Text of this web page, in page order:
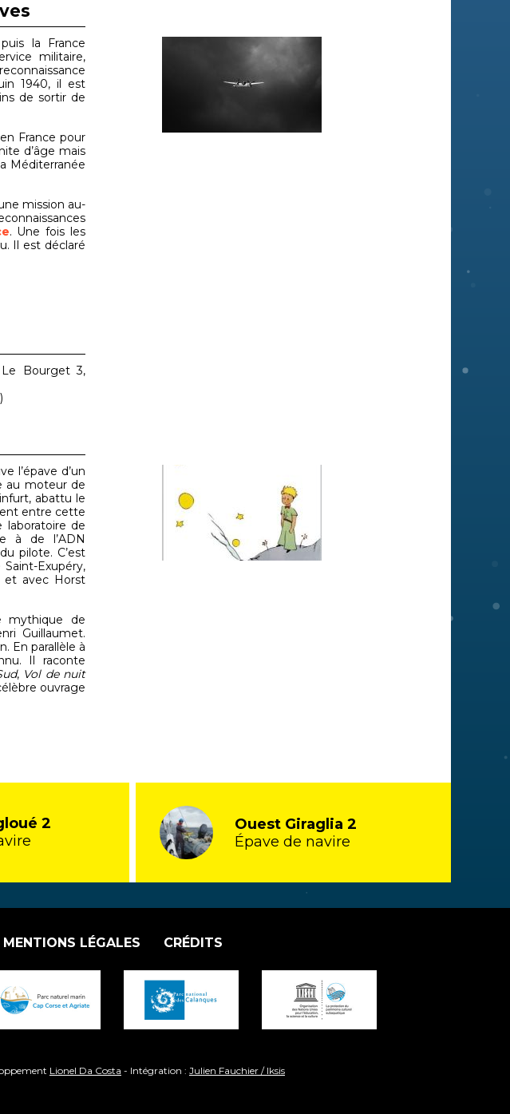
la France
militaire,
1940, il est
de sortir de
France pour
d’âge mais
Méditerranée
mission au-
. Une fois les
Il est déclaré
Bourget 3,
l’épave d’un
au moteur de
abattu le
entre cette
laboratoire de
à de l’ADN
pilote. C’est
Exupéry,
et avec Horst
mythique de
Guillaumet.
En parallèle à
Il raconte
, Vol de nuit
ouvrage
2
Ouest Giraglia 2
Épave de navire
MENTIONS LÉGALES CRÉDITS
Lionel Da Costa - Intégration : Julien Fauchier / Iksis